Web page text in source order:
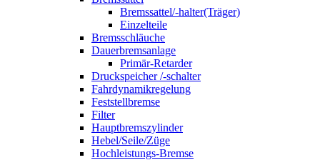
Bremssattel/-halter(Träger)
Einzelteile
Bremsschläuche
Dauerbremsanlage
Primär-Retarder
Druckspeicher /-schalter
Fahrdynamikregelung
Feststellbremse
Filter
Hauptbremszylinder
Hebel/Seile/Züge
Hochleistungs-Bremse